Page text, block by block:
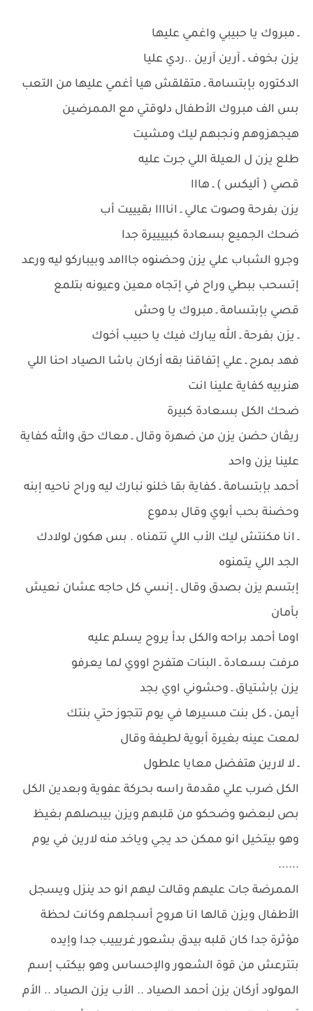
ـ مبروك يا حبيبي واغمي عليها
يزن بخوف ـ آرين آرين ..ردي عليا
الدكتوره بإبتسامة ـ متقلقش هيا أغمي عليها من التعب
بس الف مبروك الأطفال دلوقتي مع الممرضين
هيجهزوهم ونجبهم ليك ومشيت
طلع يزن ل العيلة اللي جرت عليه
قصي ( أليكس ) ـ هااا
يزن بفرحة وصوت عالي ـ اناااا بقيييت أب
ضحك الجميع بسعادة كبييييرة جدا
وجرو الشباب علي يزن وحضنوه جااامد وبيباركو ليه ورعد
إتسحب ببطي وراح في إتجاه معين وعيونه بتلمع
قصي بإبتسامة ـ مبروك يا وحش
ـ يزن بفرحة ـ الله يبارك فيك يا حبيب أخوك
فهد بمرح ـ علي إتفاقنا بقه أركان باشا الصياد احنا اللي
هنربيه كفاية علينا انت
ضحك الكل بسعادة كبيرة
ريڤان حضن يزن من ضهرة وقال ـ معاك حق والله كفاية
علينا يزن واحد
أحمد بإبتسامة ـ كفاية بقا خلنو نبارك ليه وراح ناحيه إبنه
وحضنة بحب أبوي وقال بدموع
ـ انا مكنتش ليك الأب اللي تتمناه . بس هكون لولادك
الجد اللي يتمنوه
إبتسم يزن بصدق وقال ـ إنسي كل حاجه عشان نعيش
بأمان
اوما أحمد براحه والكل بدأ يروح يسلم عليه
مرفت بسعادة ـ البنات هتفرح اووي لما يعرفو
يزن بإشتياق ـ وحشوني اوي بجد
أيمن ـ كل بنت مسيرها في يوم تتجوز حتي بنتك
لمعت عينه بغيرة أبوية لطيفة وقال
ـ لا لارين هتفضل معايا علطول
الكل ضرب علي مقدمة راسه بحركة عفوية وبعدين الكل
بص لبعضو وضحكو من قلبهم ويزن بيبصلهم بغيظ
وهو بيتخيل انو ممكن حد يجي وياخد منه لارين في يوم
......
الممرضة جات عليهم وقالت ليهم انو حد ينزل ويسجل
الأطفال ويزن قالها انا هروح أسجلهم وكانت لحظة
مؤثرة جدا كان قلبه بيدق بشعور غريييب جدا وإيده
بتترعش من قوة الشعور والإحساس وهو بيكتب إسم
المولود أركان يزن أحمد الصياد .. الأب يزن الصياد .. الأم